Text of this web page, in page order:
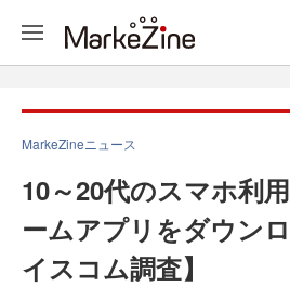
MarkeZineニュース
10～20代のスマホ利
ームアプリをダウン
イスコム調査】